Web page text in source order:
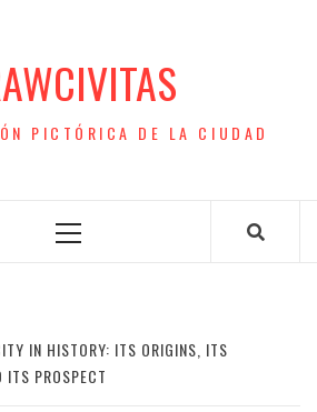
PICTÓRICA DE LA CIUDAD
Menú
IN HISTORY: ITS ORIGINS, ITS
ITS PROSPECT